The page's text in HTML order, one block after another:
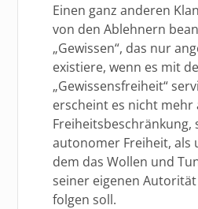
Einen ganz anderen
von den Ablehnern
„Gewissen“, das nur
existiere, wenn es mit
„Gewissensfreiheit“
erscheint es nicht mehr
Freiheitsbeschränkung,
autonomer Freiheit, als
dem das Wollen und
seiner eigenen
folgen soll.